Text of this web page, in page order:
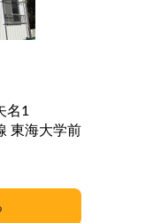
名1
東海大学前